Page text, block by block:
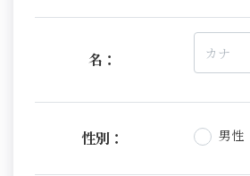
名：
性別： 男性